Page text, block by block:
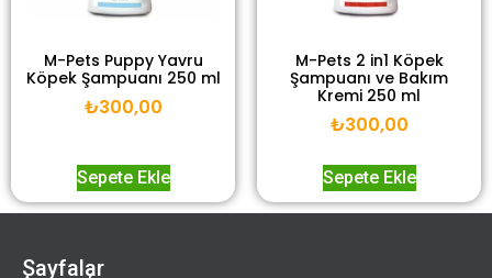
M-Pets Puppy Yavru
Köpek Şampuanı 250 ml
₺300,00
Sepete Ekle
M-Pets 2 in1 Köpek
Şampuanı ve Bakım
Kremi 250 ml
₺300,00
Sepete Ekle
Sayfalar